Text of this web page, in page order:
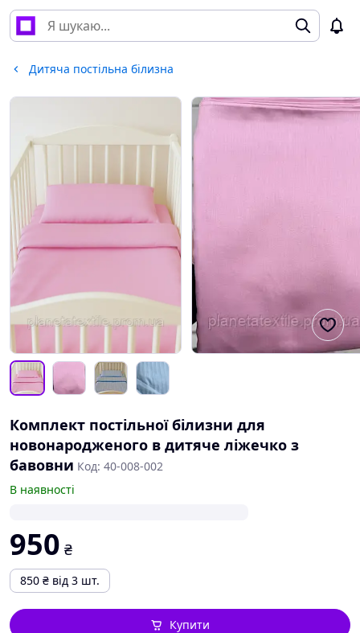
Дитяча постільна білизна
Комплект постільної білизни для
новонародженого в дитяче ліжечко з
бавовни Код: 40-008-002
В наявності
950 ₴
850 ₴ від 3 шт.
Купити